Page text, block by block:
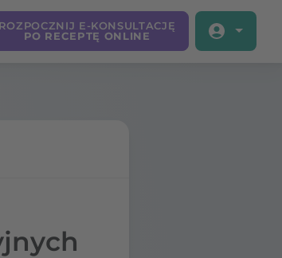
ROZPOCZNIJ E-KONSULTACJĘ
PO RECEPTĘ ONLINE